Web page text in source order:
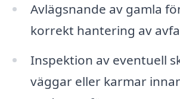
Avlägsnande av gamla
korrekt hantering av
Inspektion av eventuell
väggar eller karmar